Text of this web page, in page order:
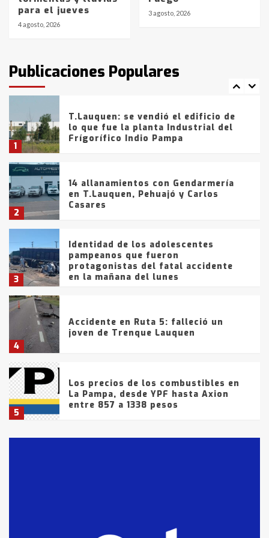
para el jueves
4 agosto, 2026
3 agosto, 2026
Publicaciones Populares
6
de la provincia
fueron detenidos por
comercialización de drogas en la
tarde del sábado
1
T.Lauquen: se vendió el edificio de
lo que fue la planta Industrial del
Frígorífico Indio Pampa
2
14 allanamientos con Gendarmería
en T.Lauquen, Pehuajó y Carlos
Casares
3
Identidad de los adolescentes
pampeanos que fueron
protagonistas del fatal accidente
en la mañana del lunes
4
Accidente en Ruta 5: falleció un
joven de Trenque Lauquen
5
Los precios de los combustibles en
La Pampa, desde YPF hasta Axion
entre 857 a 1338 pesos
fueron detenidos por